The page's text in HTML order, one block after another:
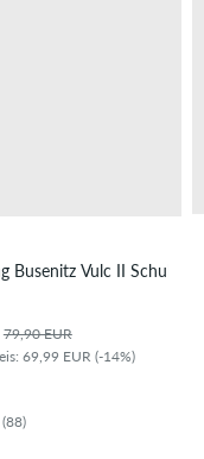
Busenitz Vulc II Schuh
79,90 EUR
69,99 EUR (-14%)
(88)